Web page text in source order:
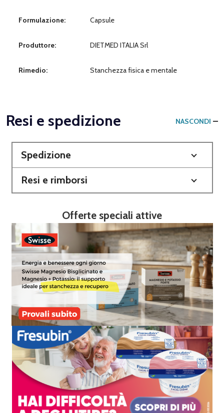
Formulazione: Capsule
Produttore: DIETMED ITALIA Srl
Rimedio: Stanchezza fisica e mentale
Resi e spedizione NASCONDI
Spedizione
Resi e rimborsi
Offerte speciali attive